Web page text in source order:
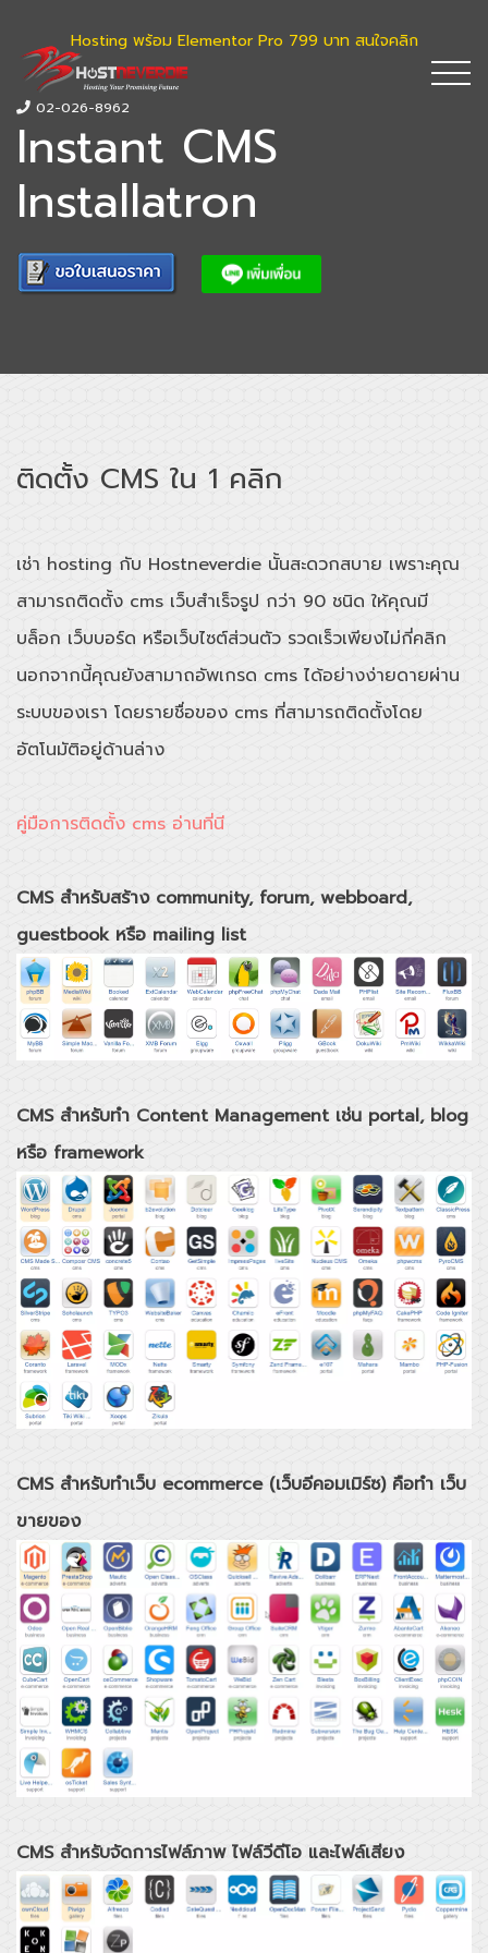
Hosting พร้อม Elementor Pro 799 บาท สนใจคลิก
02-026-8962
Instant CMS
Installatron
ติดตั้ง CMS ใน 1 คลิก
เช่า hosting กับ Hostneverdie นั้นสะดวกสบาย เพราะคุณ
สามารถติดตั้ง cms เว็บสำเร็จรูป กว่า 90 ชนิด ให้คุณมี
บล็อก เว็บบอร์ด หรือเว็บไซต์ส่วนตัว รวดเร็วเพียงไม่กี่คลิก
นอกจากนี้คุณยังสามาถอัพเกรด cms ได้อย่างง่ายดายผ่าน
ระบบของเรา โดยรายชื่อของ cms ที่สามารถติดตั้งโดย
อัตโนมัติอยู่ด้านล่าง
คู่มือการติดตั้ง cms อ่านที่นี
CMS สำหรับสร้าง community, forum, webboard,
guestbook หรือ mailing list
CMS สำหรับทำ Content Management เช่น portal, blog
หรือ framework
CMS สำหรับทำเว็บ ecommerce (เว็บอีคอมเมิร์ซ) คือทำ เว็บ
ขายของ
CMS สำหรับจัดการไฟล์ภาพ ไฟล์วีดีโอ และไฟล์เสียง